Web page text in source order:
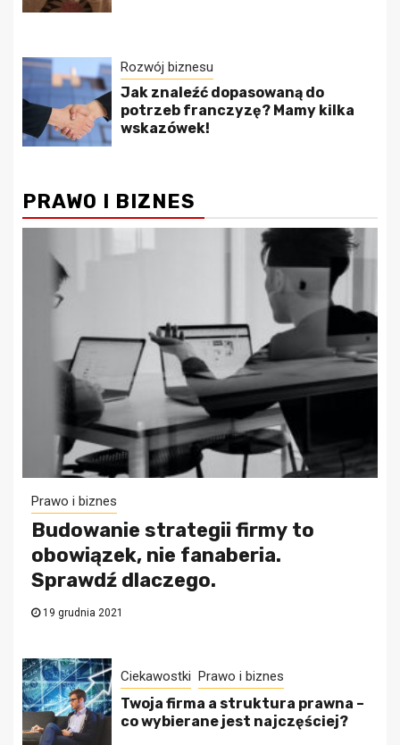
Rozwój biznesu
Jak znaleźć dopasowaną do
potrzeb franczyzę? Mamy kilka
wskazówek!
PRAWO I BIZNES
Prawo i biznes
Budowanie strategii firmy to
obowiązek, nie fanaberia.
Sprawdź dlaczego.
19 grudnia 2021
Ciekawostki Prawo i biznes
Twoja firma a struktura prawna –
co wybierane jest najczęściej?